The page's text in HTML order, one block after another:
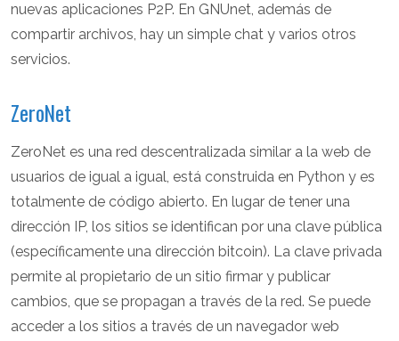
nuevas aplicaciones P2P. En GNUnet, además de
compartir archivos, hay un simple chat y varios otros
servicios.
ZeroNet
ZeroNet es una red descentralizada similar a la web de
usuarios de igual a igual, está construida en Python y es
totalmente de código abierto. En lugar de tener una
dirección IP, los sitios se identifican por una clave pública
(específicamente una dirección bitcoin). La clave privada
permite al propietario de un sitio firmar y publicar
cambios, que se propagan a través de la red. Se puede
acceder a los sitios a través de un navegador web